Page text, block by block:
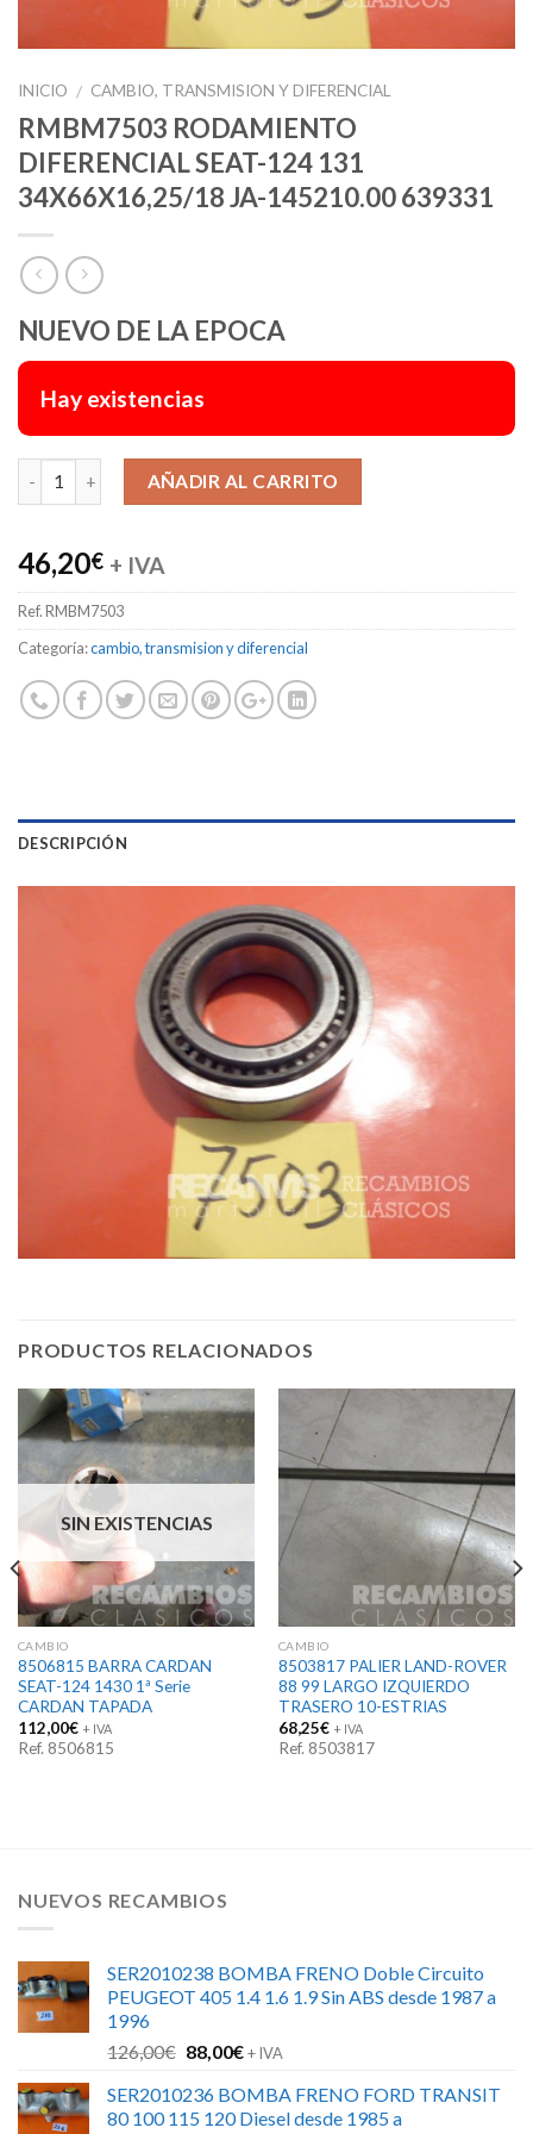
INICIO / CAMBIO, TRANSMISION Y DIFERENCIAL
RMBM7503 RODAMIENTO
DIFERENCIAL SEAT-124 131
34X66X16,25/18 JA-145210.00 639331
NUEVO DE LA EPOCA
Hay existencias
AÑADIR AL CARRITO
46,20€ + IVA
Ref.RMBM7503
Categoría:cambio, transmision y diferencial
DESCRIPCIÓN
PRODUCTOS RELACIONADOS
SIN EXISTENCIAS
CAMBIO
8506815 BARRA CARDAN
SEAT-124 1430 1ª Serie
CARDAN TAPADA
112,00€ + IVA
Ref. 8506815
CAMBIO
8503817 PALIER LAND-ROVER
88 99 LARGO IZQUIERDO
TRASERO 10-ESTRIAS
68,25€ + IVA
Ref. 8503817
NUEVOS RECAMBIOS
SER2010238 BOMBA FRENO Doble Circuito
PEUGEOT 405 1.4 1.6 1.9 Sin ABS desde 1987 a
1996
126,00€ El
original
era:
88,00€El
actual
es:
+ IVA
SER2010236 BOMBA FRENO FORD TRANSIT
80 100 115 120 Diesel desde 1985 a